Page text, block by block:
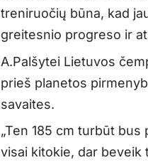
treniruočių būna, kad
greitesnio progreso ir
A.Palšytei Lietuvos
prieš planetos
savaites.
„Ten 185 cm turbūt
visai kitokie, dar beveik